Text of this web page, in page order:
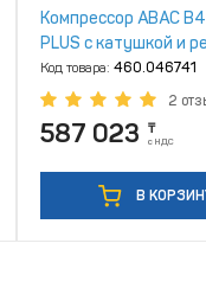
Компрессор ABAC
PLUS с катушкой и
шлангом 5м
Код товара: 460.046741
2
587 023 ₸
с НДС
В